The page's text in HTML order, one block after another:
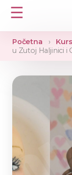
☰
Početna ›
u Zutoj Haljinici i